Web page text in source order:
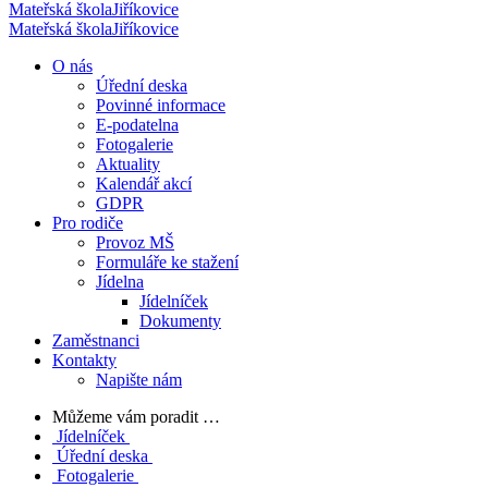
Mateřská školaJiříkovice
Mateřská školaJiříkovice
O nás
Úřední deska
Povinné informace
E-podatelna
Fotogalerie
Aktuality
Kalendář akcí
GDPR
Pro rodiče
Provoz MŠ
Formuláře ke stažení
Jídelna
Jídelníček
Dokumenty
Zaměstnanci
Kontakty
Napište nám
Můžeme vám poradit …
Jídelníček
Úřední deska
Fotogalerie